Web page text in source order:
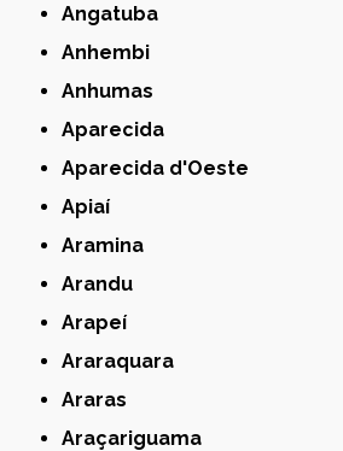
Angatuba
Anhembi
Anhumas
Aparecida
Aparecida d'Oeste
Apiaí
Aramina
Arandu
Arapeí
Araraquara
Araras
Araçariguama